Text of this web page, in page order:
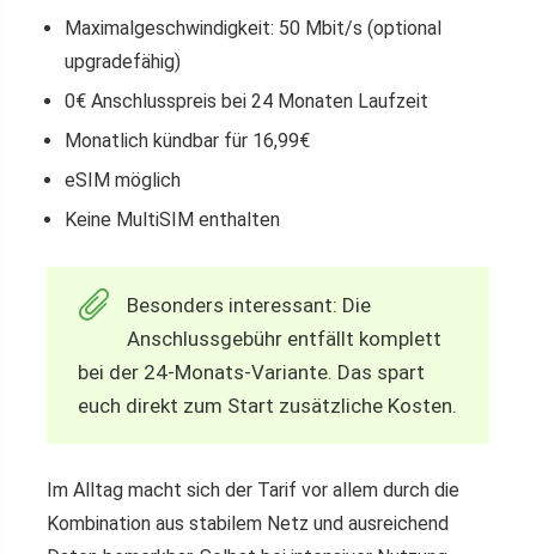
Maximalgeschwindigkeit: 50 Mbit/s (optional
upgradefähig)
0€ Anschlusspreis bei 24 Monaten Laufzeit
Monatlich kündbar für 16,99€
eSIM möglich
Keine MultiSIM enthalten
Besonders interessant: Die
Anschlussgebühr entfällt komplett
bei der 24-Monats-Variante. Das spart
euch direkt zum Start zusätzliche Kosten.
Im Alltag macht sich der Tarif vor allem durch die
Kombination aus stabilem Netz und ausreichend